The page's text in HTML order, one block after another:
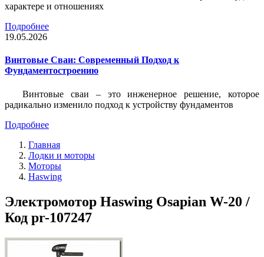
характере и отношениях
Подробнее
19.05.2026
Винтовые Сваи: Современный Подход к
Фундаментостроению
Винтовые сваи – это инженерное решение, которое
радикально изменило подход к устройству фундаментов
Подробнее
Главная
Лодки и моторы
Моторы
Haswing
Электромотор Haswing Osapian W-20 /
Код pr-107247